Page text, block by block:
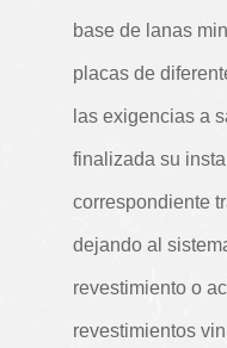
base de lanas
placas de
las exigencias a
finalizada su
correspondiente
dejando al
revestimiento o
revestimientos